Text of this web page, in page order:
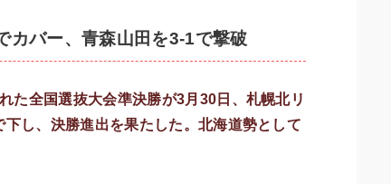
バー、青森山田を3-1で撃破
た全国選抜大会準決勝が3月30日、札幌北リ
し、決勝進出を果たした。北海道勢として